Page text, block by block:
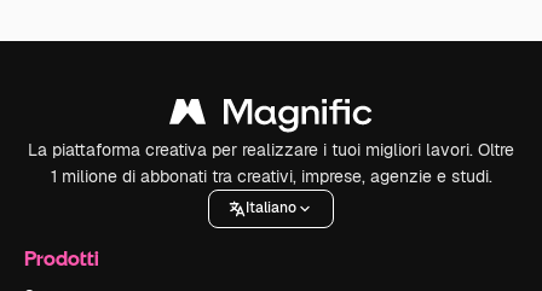
La piattaforma creativa per realizzare i tuoi migliori lavori. Oltre
1 milione di abbonati tra creativi, imprese, agenzie e studi.
Italiano
Prodotti